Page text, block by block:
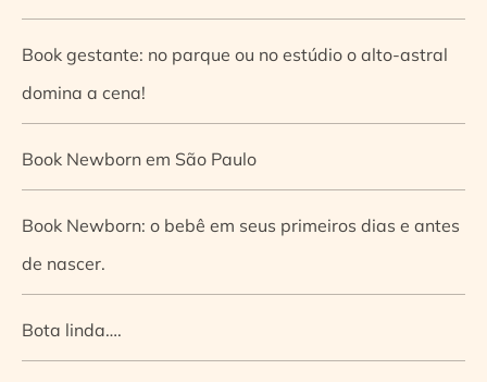
Book gestante: no parque ou no estúdio o alto-astral
domina a cena!
Book Newborn em São Paulo
Book Newborn: o bebê em seus primeiros dias e antes
de nascer.
Bota linda….